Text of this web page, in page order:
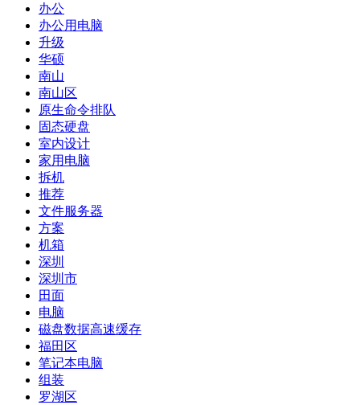
办公
办公用电脑
升级
华硕
南山
南山区
原生命令排队
固态硬盘
室内设计
家用电脑
拆机
推荐
文件服务器
方案
机箱
深圳
深圳市
田面
电脑
磁盘数据高速缓存
福田区
笔记本电脑
组装
罗湖区